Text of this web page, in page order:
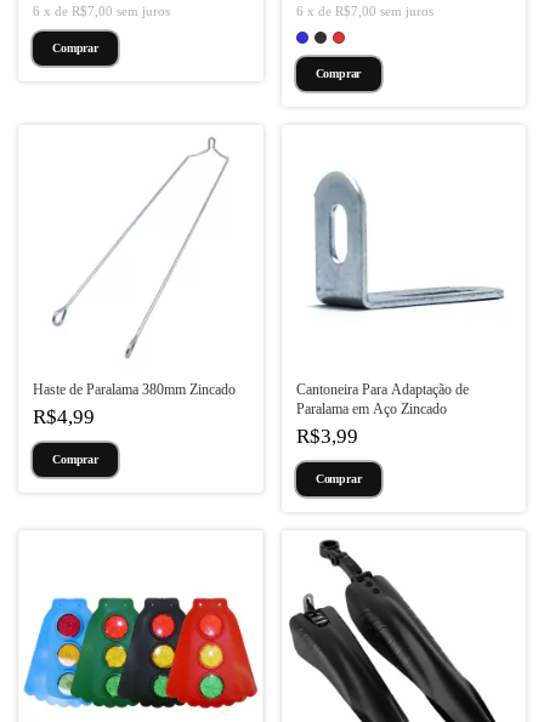
6 x de R$7,00 sem juros 6 x de R$7,00 sem juros
Comprar
Haste de Paralama 380mm Zincado
R$4,99
Cantoneira Para Adaptação de
Paralama em Aço Zincado
R$3,99